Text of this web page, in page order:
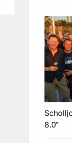
8.0“